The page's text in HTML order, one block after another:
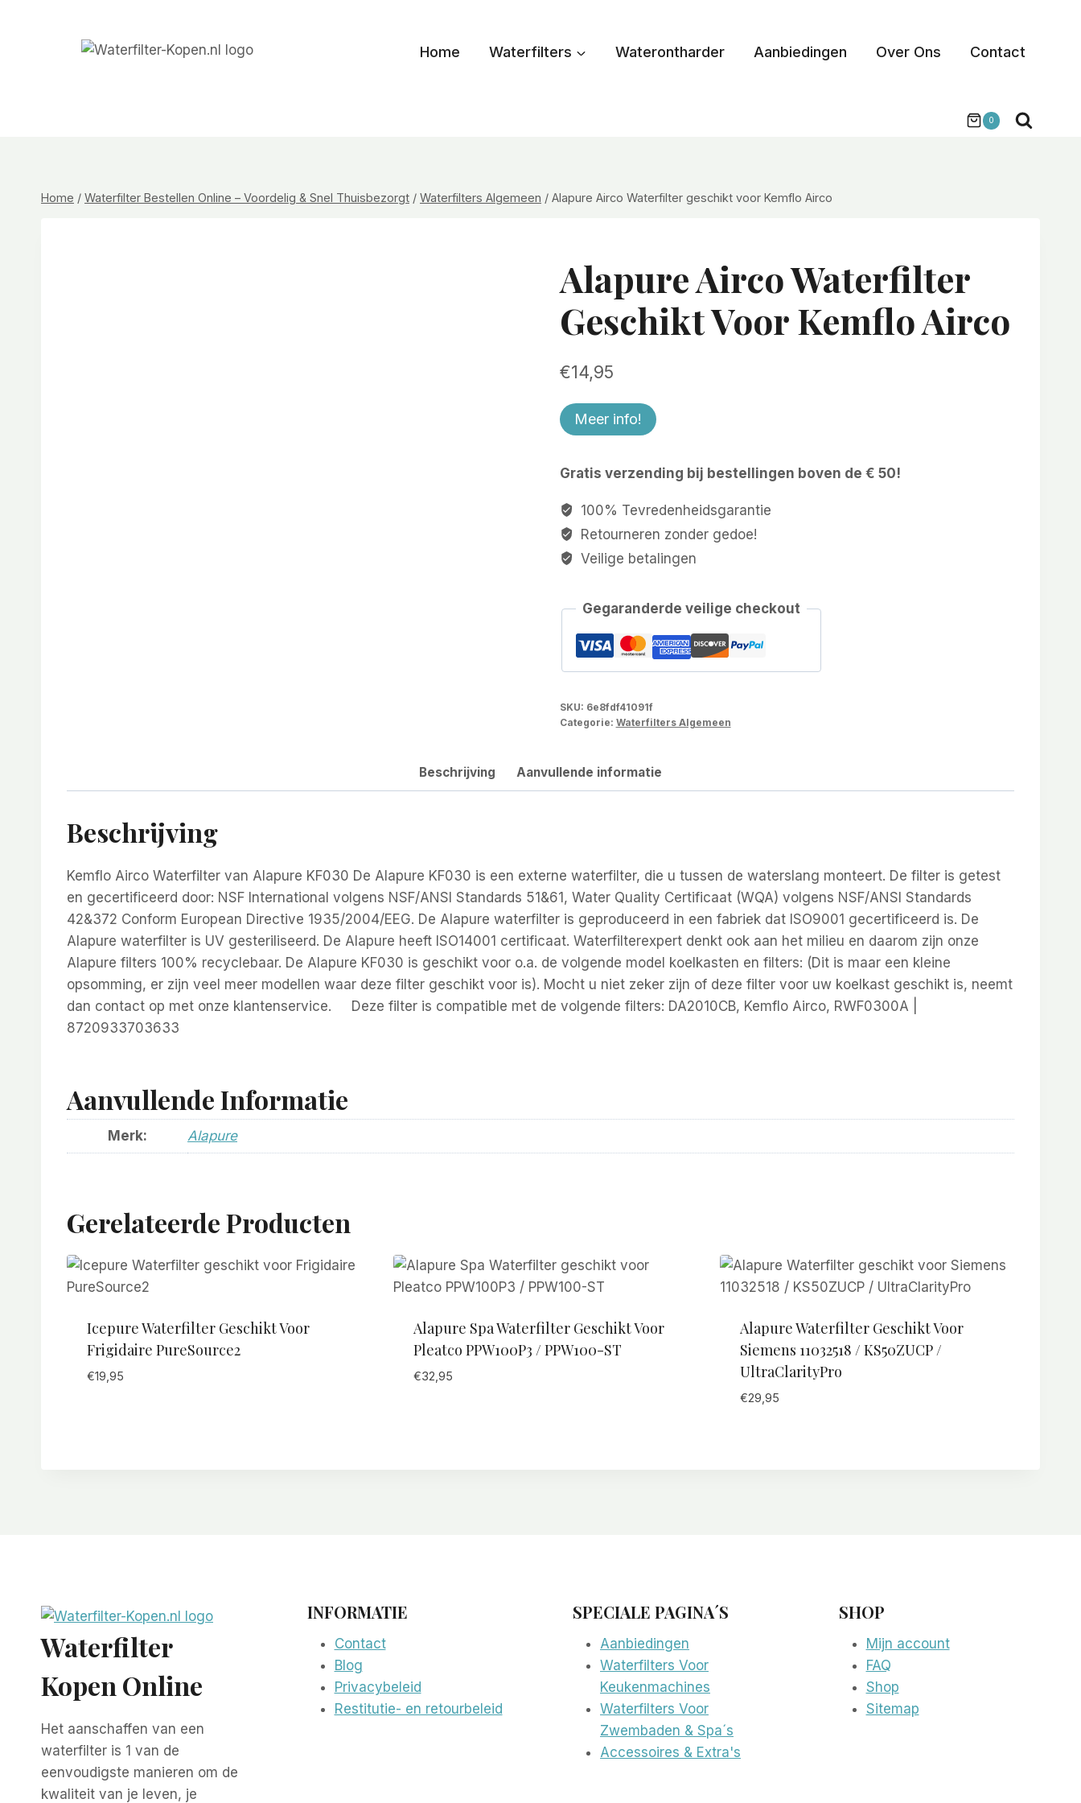
Home Waterfilters Waterontharder Aanbiedingen Over Ons Contact
0
Home / Waterfilter Bestellen Online – Voordelig & Snel Thuisbezorgt / Waterfilters Algemeen / Alapure Airco Waterfilter geschikt voor Kemflo Airco
Alapure Airco Waterfilter
Geschikt Voor Kemflo Airco
€14,95
Meer info!
Gratis verzending bij bestellingen boven de € 50!
100% Tevredenheidsgarantie
Retourneren zonder gedoe!
Veilige betalingen
Gegaranderde veilige checkout
SKU: 6e8fdf41091f
Categorie: Waterfilters Algemeen
Beschrijving Aanvullende informatie
Beschrijving
Kemflo Airco Waterfilter van Alapure KF030 De Alapure KF030 is een externe waterfilter, die u tussen de waterslang monteert. De filter is getest
en gecertificeerd door: NSF International volgens NSF/ANSI Standards 51&61, Water Quality Certificaat (WQA) volgens NSF/ANSI Standards
42&372 Conform European Directive 1935/2004/EEG. De Alapure waterfilter is geproduceerd in een fabriek dat ISO9001 gecertificeerd is. De
Alapure waterfilter is UV gesteriliseerd. De Alapure heeft ISO14001 certificaat. Waterfilterexpert denkt ook aan het milieu en daarom zijn onze
Alapure filters 100% recyclebaar. De Alapure KF030 is geschikt voor o.a. de volgende model koelkasten en filters: (Dit is maar een kleine
opsomming, er zijn veel meer modellen waar deze filter geschikt voor is). Mocht u niet zeker zijn of deze filter voor uw koelkast geschikt is, neemt
dan contact op met onze klantenservice. Deze filter is compatible met de volgende filters: DA2010CB, Kemflo Airco, RWF0300A |
8720933703633
Aanvullende Informatie
Merk: Alapure
Gerelateerde Producten
Icepure Waterfilter Geschikt Voor
Frigidaire PureSource2
€19,95
Alapure Spa Waterfilter Geschikt Voor
Pleatco PPW100P3 / PPW100-ST
€32,95
Alapure Waterfilter Geschikt Voor
Siemens 11032518 / KS50ZUCP /
UltraClarityPro
€29,95
Waterfilter
Kopen Online
Het aanschaffen van een
waterfilter is 1 van de
eenvoudigste manieren om de
kwaliteit van je leven, je
INFORMATIE
Contact
Blog
Privacybeleid
Restitutie- en retourbeleid
SPECIALE PAGINA´S
Aanbiedingen
Waterfilters Voor
Keukenmachines
Waterfilters Voor
Zwembaden & Spa´s
Accessoires & Extra's
SHOP
Mijn account
FAQ
Shop
Sitemap